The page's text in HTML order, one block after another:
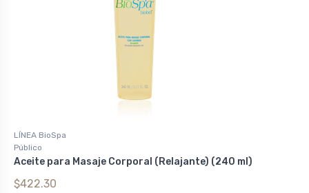
LÍNEA BioSpa
Público
Aceite para Masaje Corporal (Relajante) (240 ml)
$422.30